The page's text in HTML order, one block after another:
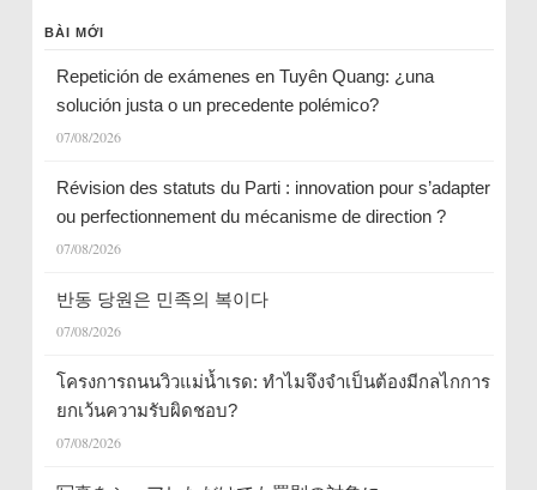
BÀI MỚI
Repetición de exámenes en Tuyên Quang: ¿una
solución justa o un precedente polémico?
07/08/2026
Révision des statuts du Parti : innovation pour s’adapter
ou perfectionnement du mécanisme de direction ?
07/08/2026
반동 당원은 민족의 복이다
07/08/2026
โครงการถนนวิวแม่น้ำเรด: ทำไมจึงจำเป็นต้องมีกลไกการ
ยกเว้นความรับผิดชอบ?
07/08/2026